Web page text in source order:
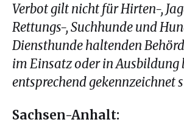
Verbot gilt nicht für Hirten-,
Rettungs-, Suchhunde und
Diensthunde haltenden
im Einsatz oder in Ausbildung
entsprechend gekennzeichnet
Sachsen-Anhalt: